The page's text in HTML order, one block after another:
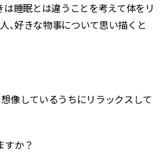
は睡眠とは違うことを考えて体をリ
、好きな物事について思い描くと
像しているうちにリラックスして
すか？